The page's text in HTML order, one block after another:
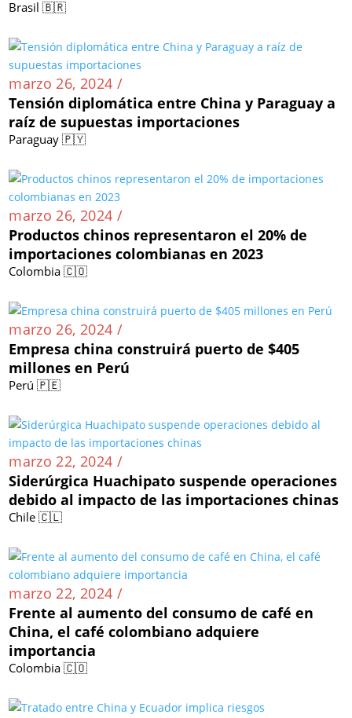
Brasil 🇧🇷
marzo 26, 2024 /
Tensión diplomática entre China y Paraguay a
raíz de supuestas importaciones
Paraguay 🇵🇾
marzo 26, 2024 /
Productos chinos representaron el 20% de
importaciones colombianas en 2023
Colombia 🇨🇴
marzo 26, 2024 /
Empresa china construirá puerto de $405
millones en Perú
Perú 🇵🇪
marzo 22, 2024 /
Siderúrgica Huachipato suspende operaciones
debido al impacto de las importaciones chinas
Chile 🇨🇱
marzo 22, 2024 /
Frente al aumento del consumo de café en
China, el café colombiano adquiere
importancia
Colombia 🇨🇴